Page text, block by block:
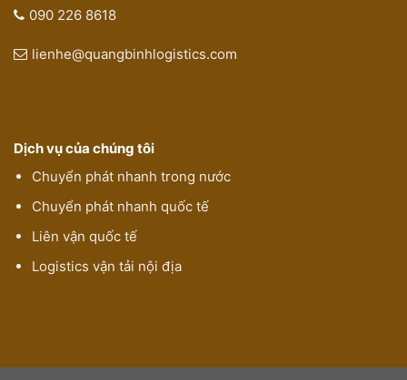
090 226 8618
lienhe@quangbinhlogistics.com
Dịch vụ của chúng tôi
Chuyển phát nhanh trong nước
Chuyển phát nhanh quốc tế
Liên vận quốc tế
Logistics vận tải nội địa